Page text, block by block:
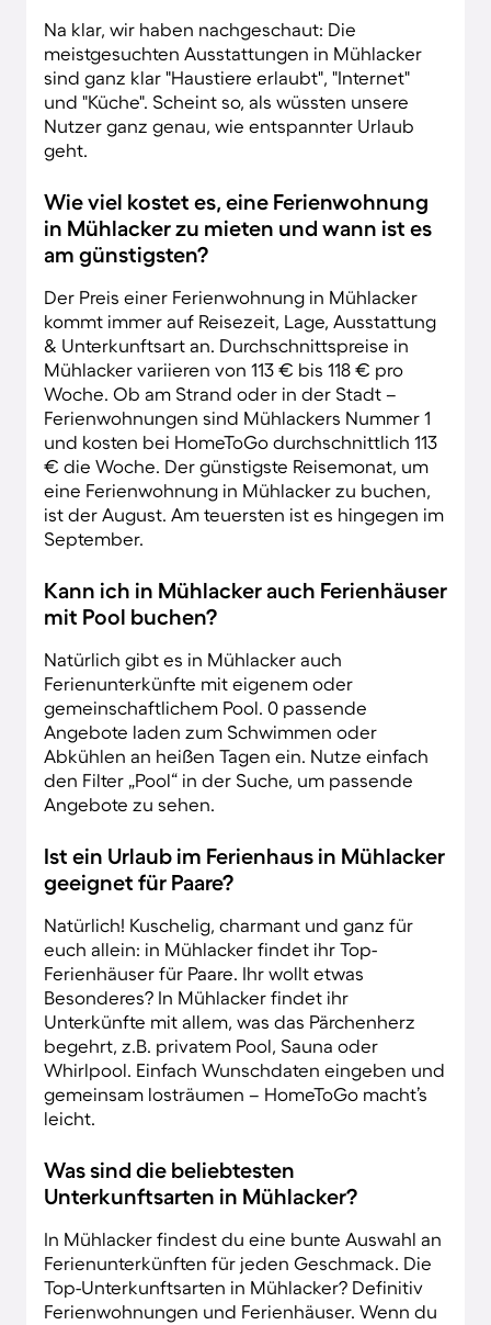
Na klar, wir haben nachgeschaut: Die
meistgesuchten Ausstattungen in Mühlacker
sind ganz klar "Haustiere erlaubt", "Internet"
und "Küche". Scheint so, als wüssten unsere
Nutzer ganz genau, wie entspannter Urlaub
geht.
Wie viel kostet es, eine Ferienwohnung
in Mühlacker zu mieten und wann ist es
am günstigsten?
Der Preis einer Ferienwohnung in Mühlacker
kommt immer auf Reisezeit, Lage, Ausstattung
& Unterkunftsart an. Durchschnittspreise in
Mühlacker variieren von 113 € bis 118 € pro
Woche. Ob am Strand oder in der Stadt –
Ferienwohnungen sind Mühlackers Nummer 1
und kosten bei HomeToGo durchschnittlich 113
€ die Woche. Der günstigste Reisemonat, um
eine Ferienwohnung in Mühlacker zu buchen,
ist der August. Am teuersten ist es hingegen im
September.
Kann ich in Mühlacker auch Ferienhäuser
mit Pool buchen?
Natürlich gibt es in Mühlacker auch
Ferienunterkünfte mit eigenem oder
gemeinschaftlichem Pool. 0 passende
Angebote laden zum Schwimmen oder
Abkühlen an heißen Tagen ein. Nutze einfach
den Filter „Pool“ in der Suche, um passende
Angebote zu sehen.
Ist ein Urlaub im Ferienhaus in Mühlacker
geeignet für Paare?
Natürlich! Kuschelig, charmant und ganz für
euch allein: in Mühlacker findet ihr Top-
Ferienhäuser für Paare. Ihr wollt etwas
Besonderes? In Mühlacker findet ihr
Unterkünfte mit allem, was das Pärchenherz
begehrt, z.B. privatem Pool, Sauna oder
Whirlpool. Einfach Wunschdaten eingeben und
gemeinsam losträumen – HomeToGo macht’s
leicht.
Was sind die beliebtesten
Unterkunftsarten in Mühlacker?
In Mühlacker findest du eine bunte Auswahl an
Ferienunterkünften für jeden Geschmack. Die
Top-Unterkunftsarten in Mühlacker? Definitiv
Ferienwohnungen und Ferienhäuser. Wenn du